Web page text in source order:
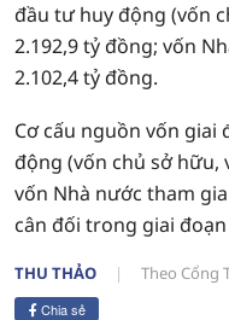
đầu tư huy động (vốn
2.192,9 tỷ đồng; vốn
2.102,4 tỷ đồng.
Cơ cấu nguồn vốn giai
động (vốn chủ sở hữu,
vốn Nhà nước tham
cân đối trong giai đoạn
THU THẢO Theo Cổng
Chia sẻ